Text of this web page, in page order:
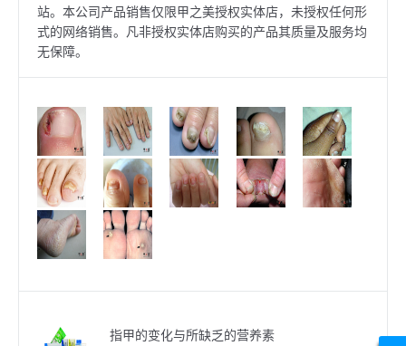
站。本公司产品销售仅限甲之美授权实体店，未授权任何形
式的网络销售。凡非授权实体店购买的产品其质量及服务均
无保障。
指甲的变化与所缺乏的营养素